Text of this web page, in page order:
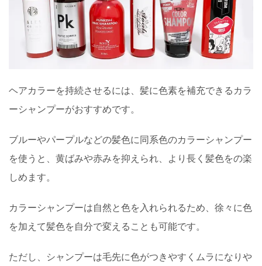
ヘアカラーを持続させるには、髪に色素を補充できるカラ
ーシャンプーがおすすめです。
ブルーやパープルなどの髪色に同系色のカラーシャンプー
を使うと、黄ばみや赤みを抑えられ、より長く髪色をの楽
しめます。
カラーシャンプーは自然と色を入れられるため、徐々に色
を加えて髪色を自分で変えることも可能です。
ただし、シャンプーは毛先に色がつきやすくムラになりや